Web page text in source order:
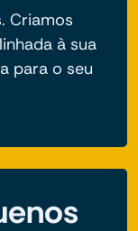
Criamos
à sua
para o seu